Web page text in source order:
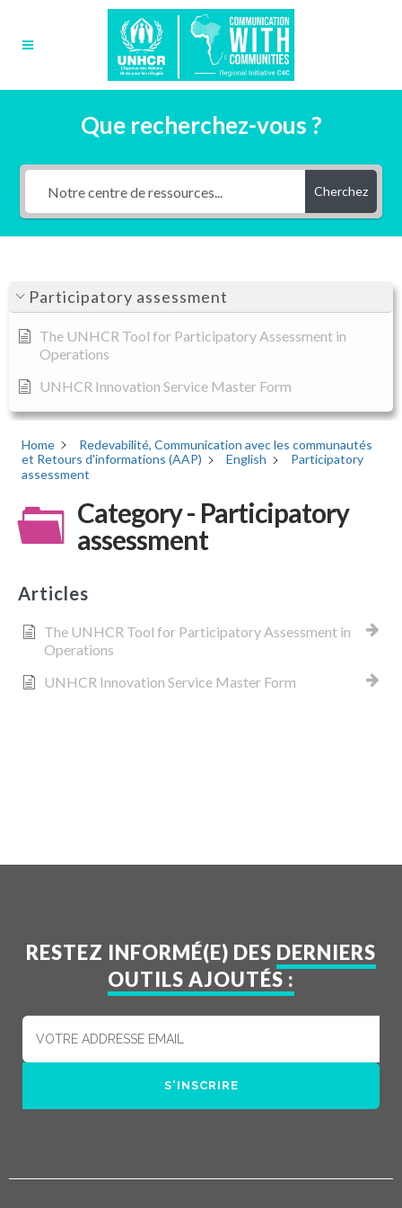
Que recherchez-vous ?
Cherchez
Participatory assessment
The UNHCR Tool for Participatory Assessment in
Operations
UNHCR Innovation Service Master Form
Home
Redevabilité, Communication avec les communautés
et Retours d'informations (AAP)
English
Participatory
assessment
Category - Participatory
assessment
Articles
The UNHCR Tool for Participatory Assessment in
Operations
UNHCR Innovation Service Master Form
RESTEZ INFORMÉ(E) DES DERNIERS
OUTILS AJOUTÉS :